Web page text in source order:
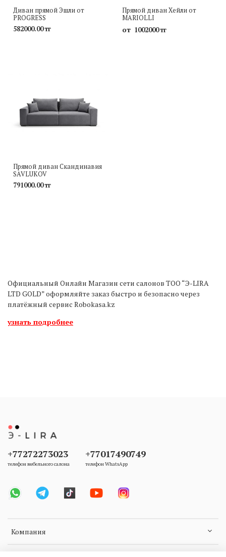
Диван прямой Эшли от
PROGRESS
582000.00 тг
Прямой диван Хейли от
MARIOLLI
от 1002000 тг
Прямой диван Скандинавия
SAVLUKOV
791000.00 тг
Официальный Онлайн Магазин сети салонов ТОО “Э-LIRA
LTD GOLD” оформляйте заказ быстро и безопасно через
платёжный сервис Robokasa.kz
узнать подробнее
Компания
+77272273023
телефон мебельного салона
+77017490749
телефон WhatsApp